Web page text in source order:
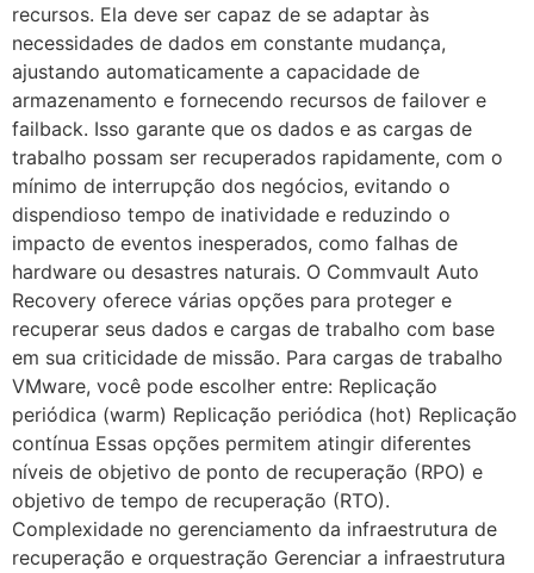
recursos. Ela deve ser capaz de se adaptar às
necessidades de dados em constante mudança,
ajustando automaticamente a capacidade de
armazenamento e fornecendo recursos de failover e
failback. Isso garante que os dados e as cargas de
trabalho possam ser recuperados rapidamente, com o
mínimo de interrupção dos negócios, evitando o
dispendioso tempo de inatividade e reduzindo o
impacto de eventos inesperados, como falhas de
hardware ou desastres naturais. O Commvault Auto
Recovery oferece várias opções para proteger e
recuperar seus dados e cargas de trabalho com base
em sua criticidade de missão. Para cargas de trabalho
VMware, você pode escolher entre: Replicação
periódica (warm) Replicação periódica (hot) Replicação
contínua Essas opções permitem atingir diferentes
níveis de objetivo de ponto de recuperação (RPO) e
objetivo de tempo de recuperação (RTO).
Complexidade no gerenciamento da infraestrutura de
recuperação e orquestração Gerenciar a infraestrutura